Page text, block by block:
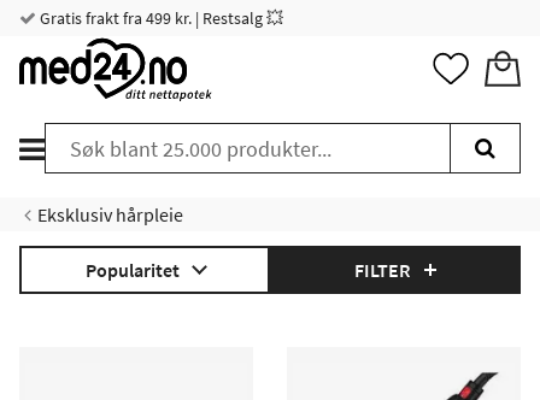
Gratis frakt fra 499 kr. | Restsalg 💥
Eksklusiv hårpleie
Popularitet FILTER